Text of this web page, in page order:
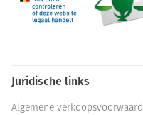
Juridische links
Algemene